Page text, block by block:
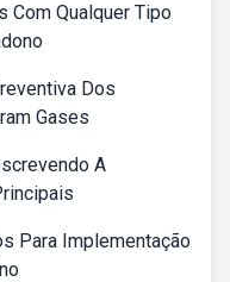
Com Qualquer Tipo
Dos
Gases
A
Para Implementação